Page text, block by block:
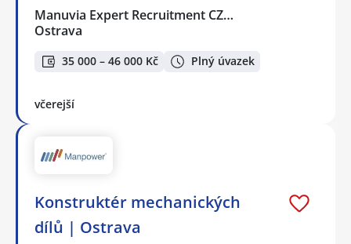
Manuvia Expert Recruitment CZ…
Ostrava
35 000 – 46 000 Kč Plný úvazek
včerejší
Konstruktér mechanických
dílů | Ostrava